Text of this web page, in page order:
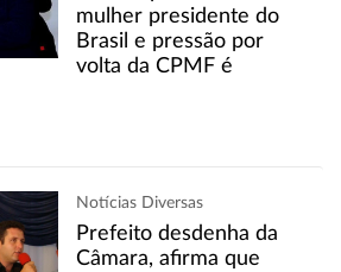
mulher presidente do
Brasil e pressão por
volta da CPMF é
Notícias Diversas
Prefeito desdenha da
Câmara, afirma que